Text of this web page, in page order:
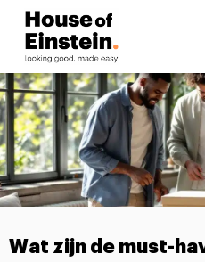
Wat zijn de must-